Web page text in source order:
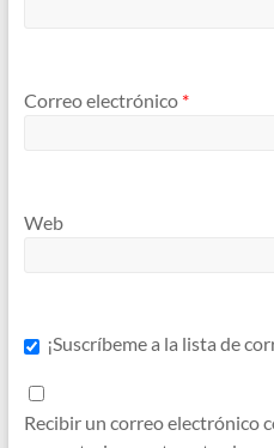
Correo electrónico *
Web
¡Suscríbeme a la lista de
Recibir un correo electrónico